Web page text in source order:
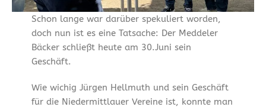
Schon lange war darüber spekuliert worden,
doch nun ist es eine Tatsache: Der Meddeler
Bäcker schließt heute am 30.Juni sein
Geschäft.
Wie wichig Jürgen Hellmuth und sein Geschäft
für die Niedermittlauer Vereine ist, konnte man